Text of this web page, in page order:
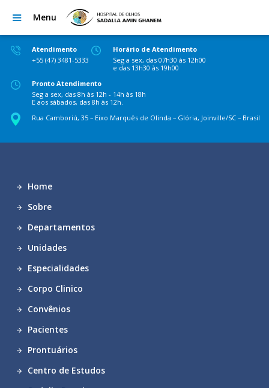
Menu
Atendimento
+55 (47) 3481-5333
Horário de Atendimento
Seg a sex, das 07h30 às 12h00
e das 13h30 às 19h00
Pronto Atendimento
Seg a sex, das 8h às 12h - 14h às 18h
E aos sábados, das 8h às 12h.
Rua Camboriú, 35 – Eixo Marquês de Olinda – Glória, Joinville/SC – Brasil
Home
Sobre
Departamentos
Unidades
Especialidades
Corpo Clinico
Convênios
Pacientes
Prontuários
Centro de Estudos